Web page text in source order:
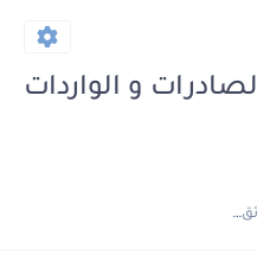
و الواردات